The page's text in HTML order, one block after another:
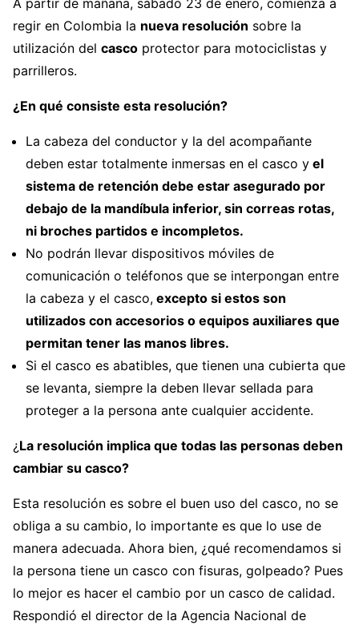
A partir de mañana, sábado 23 de enero, comienza a
regir en Colombia la nueva resolución sobre la
utilización del casco protector para motociclistas y
parrilleros.
¿En qué consiste esta resolución?
La cabeza del conductor y la del acompañante
deben estar totalmente inmersas en el casco y el
sistema de retención debe estar asegurado por
debajo de la mandíbula inferior, sin correas rotas,
ni broches partidos e incompletos.
No podrán llevar dispositivos móviles de
comunicación o teléfonos que se interpongan entre
la cabeza y el casco, excepto si estos son
utilizados con accesorios o equipos auxiliares que
permitan tener las manos libres.
Si el casco es abatibles, que tienen una cubierta que
se levanta, siempre la deben llevar sellada para
proteger a la persona ante cualquier accidente.
¿La resolución implica que todas las personas deben
cambiar su casco?
Esta resolución es sobre el buen uso del casco, no se
obliga a su cambio, lo importante es que lo use de
manera adecuada. Ahora bien, ¿qué recomendamos si
la persona tiene un casco con fisuras, golpeado? Pues
lo mejor es hacer el cambio por un casco de calidad.
Respondió el director de la Agencia Nacional de